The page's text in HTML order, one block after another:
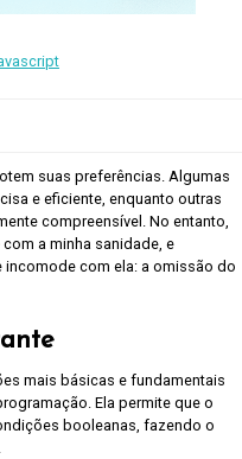
suas preferências. Algumas
e eficiente, enquanto outras
compreensível. No entanto,
a minha sanidade, e
incomode com ela: a omissão do
mais básicas e fundamentais
Ela permite que o
booleanas, fazendo o